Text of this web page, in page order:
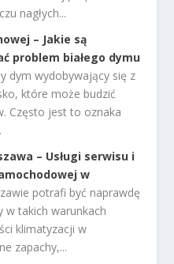
nagłych...
– Jakie są
problem białego dymu
dym wydobywający się z
które może budzić
Często jest to oznaka
– Usługi serwisu i
w
potrafi być naprawdę
takich warunkach
klimatyzacji w
zapachy,...